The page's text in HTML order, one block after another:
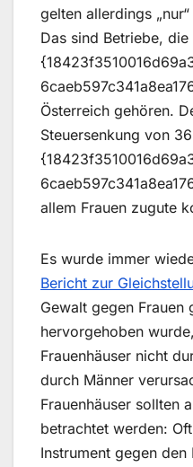
gelten allerdings
Das sind Betriebe,
Österreich gehören.
Steuersenkung von
allem Frauen zugute
Es wurde immer
Bericht zur
Gewalt gegen Frauen
hervorgehoben
Frauenhäuser nicht
durch Männer
Frauenhäuser sollten
betrachtet werden:
Instrument gegen